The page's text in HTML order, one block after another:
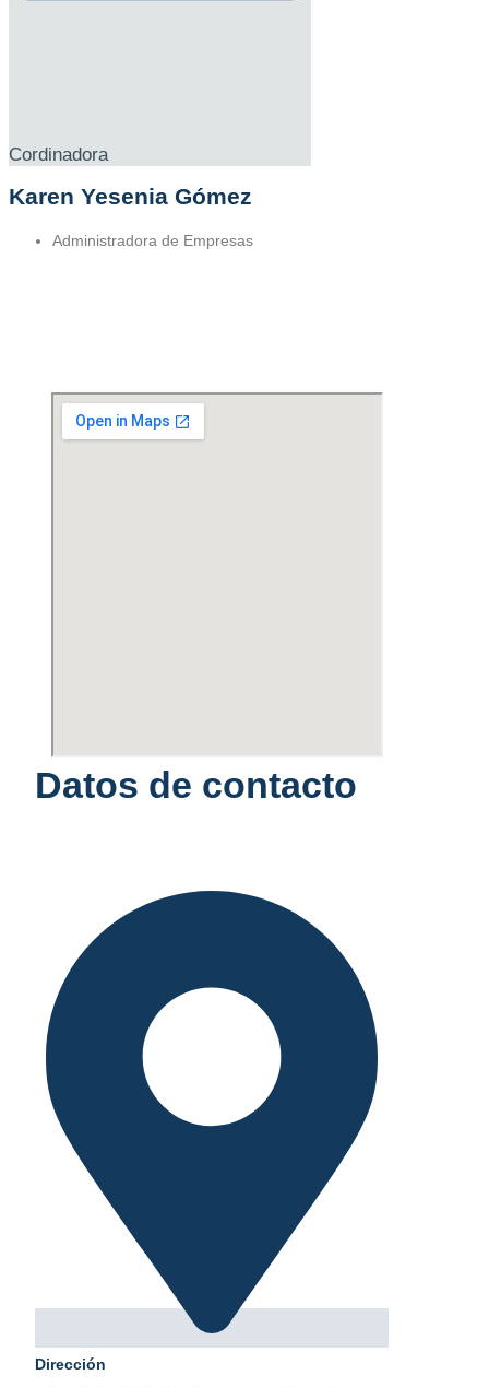
Cordinadora
Karen Yesenia Gómez
Administradora de Empresas
Datos de contacto
Dirección